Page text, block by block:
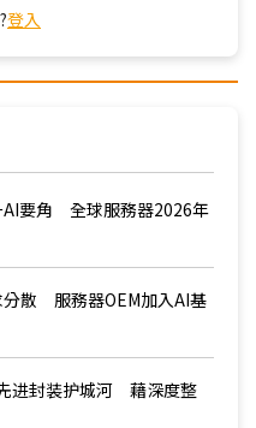
登入
AI要角 全球服務器2026年
分散 服務器OEM加入AI基
进封装护城河 藉深度整